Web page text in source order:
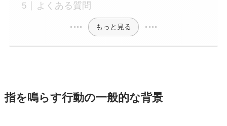
よくある質問
もっと見る
指を鳴らす行動の一般的な背景